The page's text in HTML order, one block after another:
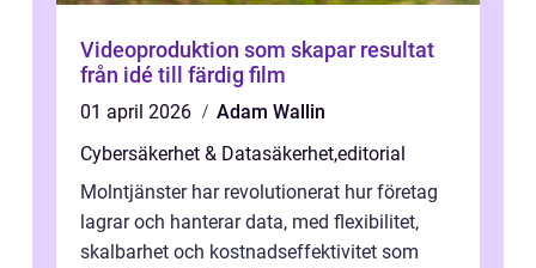
Videoproduktion som skapar resultat
från idé till färdig film
01 april 2026
Adam Wallin
Cybersäkerhet & Datasäkerhet,editorial
Molntjänster har revolutionerat hur företag
lagrar och hanterar data, med flexibilitet,
skalbarhet och kostnadseffektivitet som